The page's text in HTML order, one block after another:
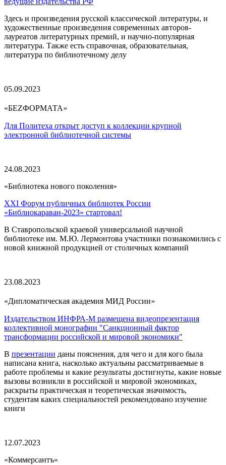
Здесь и произведения русской классической литературы, и
художественные произведения современных авторов-
лауреатов литературных премий, и научно-популярная
литература. Также есть справочная, образовательная,
литература по библиотечному делу
05.09.2023
«БЕZФОРМАТА»
Для Политеха открыт доступ к коллекции крупной
электронной библиотечной системы
24.08.2023
«Библиотека нового поколения»
XXI Форум публичных библиотек России
«Библиокараван-2023» стартовал!
В Ставропольской краевой универсальной научной
библиотеке им. М.Ю. Лермонтова участники познакомились с
новой книжной продукцией от столичных компаний
23.08.2023
«Дипломатическая академия МИД России»
Издательством ИНФРА-М размещена видеопрезентация
коллективной монографии "Санкционный фактор
трансформации российской и мировой экономики"
В презентации даны пояснения, для чего и для кого была
написана книга, насколько актуальны рассматриваемые в
работе проблемы и какие результаты достигнуты, какие новые
вызовы возникли в российской и мировой экономиках,
раскрыты практическая и теоретическая значимость,
студентам каких специальностей рекомендовано изучение
книги
12.07.2023
«Коммерсантъ»